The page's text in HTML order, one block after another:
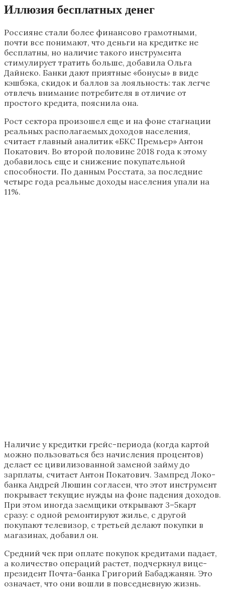
Иллюзия бесплатных денег
Россияне стали более финансово грамотными,
почти все понимают, что деньги на кредитке не
бесплатны, но наличие такого инструмента
стимулирует тратить больше, добавила Ольга
Дайнеко. Банки дают приятные «бонусы» в виде
кэшбэка, скидок и баллов за лояльность: так легче
отвлечь внимание потребителя в отличие от
простого кредита, пояснила она.
Рост сектора произошел еще и на фоне стагнации
реальных располагаемых доходов населения,
считает главный аналитик «БКС Премьер» Антон
Покатович. Во второй половине 2018 года к этому
добавилось еще и снижение покупательной
способности. По данным Росстата, за последние
четыре года реальные доходы населения упали на
11%.
Наличие у кредитки грейс-периода (когда картой
можно пользоваться без начисления процентов)
делает ее цивилизованной заменой займу до
зарплаты, считает Антон Покатович. Зампред Локо-
банка Андрей Люшин согласен, что этот инструмент
покрывает текущие нужды на фоне падения доходов.
При этом иногда заемщики открывают 3–5карт
сразу: с одной ремонтируют жилье, с другой
покупают телевизор, с третьей делают покупки в
магазинах, добавил он.
Средний чек при оплате покупок кредитами падает,
а количество операций растет, подчеркнул вице-
президент Почта-банка Григорий Бабаджанян. Это
означает, что они вошли в повседневную жизнь.